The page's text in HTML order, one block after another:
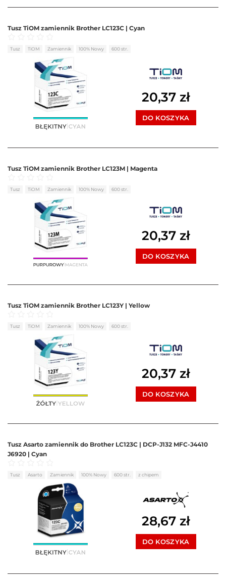
Tusz TiOM zamiennik Brother LC123C | Cyan
Oceniono0na 5
Tusz TiOM Zamiennik 100% Nowy 600 str.
20,37 zł
DO KOSZYKA
Tusz TiOM zamiennik Brother LC123M | Magenta
Oceniono0na 5
Tusz TiOM Zamiennik 100% Nowy 600 str.
20,37 zł
DO KOSZYKA
Tusz TiOM zamiennik Brother LC123Y | Yellow
Oceniono0na 5
Tusz TiOM Zamiennik 100% Nowy 600 str.
20,37 zł
DO KOSZYKA
Tusz Asarto zamiennik do Brother LC123C | DCP-J132 MFC-J4410
J6920 | Cyan
Oceniono0na 5
Tusz Asarto Zamiennik 100% Nowy 600 str. z chipem
28,67 zł
DO KOSZYKA